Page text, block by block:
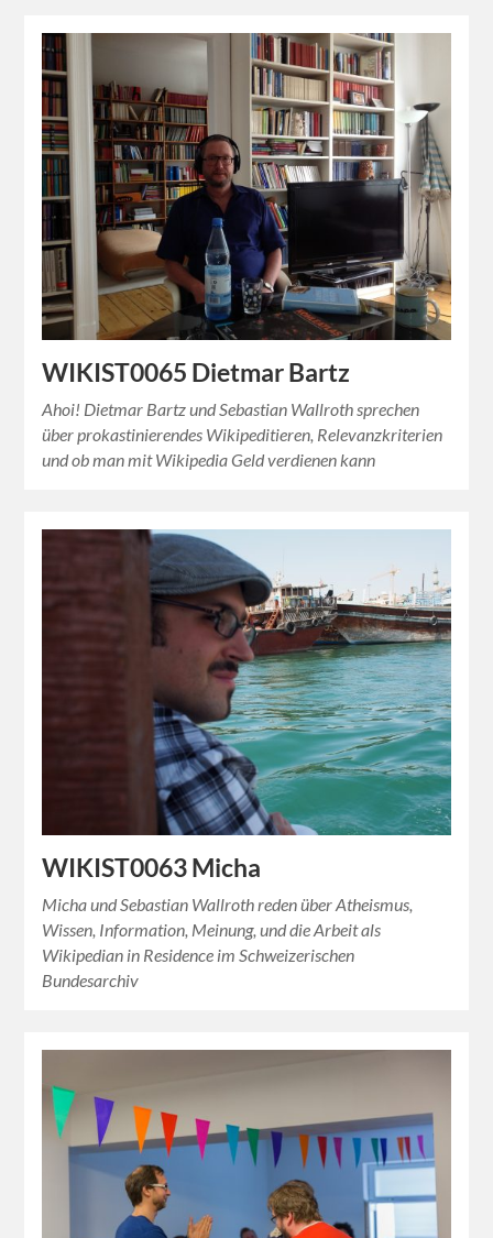
WIKIST0065 Dietmar Bartz
Ahoi! Dietmar Bartz und Sebastian Wallroth sprechen
über prokastinierendes Wikipeditieren, Relevanzkriterien
und ob man mit Wikipedia Geld verdienen kann
WIKIST0063 Micha
Micha und Sebastian Wallroth reden über Atheismus,
Wissen, Information, Meinung, und die Arbeit als
Wikipedian in Residence im Schweizerischen
Bundesarchiv